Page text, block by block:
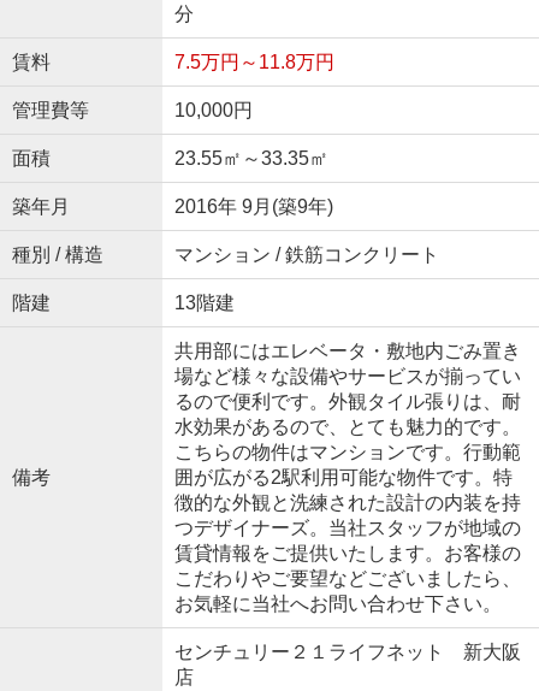
分
賃料 7.5万円～11.8万円
管理費等 10,000円
面積 23.55㎡～33.35㎡
築年月 2016年 9月(築9年)
種別 / 構造 マンション / 鉄筋コンクリート
階建 13階建
備考
共用部にはエレベータ・敷地内ごみ置き
場など様々な設備やサービスが揃ってい
るので便利です。外観タイル張りは、耐
水効果があるので、とても魅力的です。
こちらの物件はマンションです。行動範
囲が広がる2駅利用可能な物件です。特
徴的な外観と洗練された設計の内装を持
つデザイナーズ。当社スタッフが地域の
賃貸情報をご提供いたします。お客様の
こだわりやご要望などございましたら、
お気軽に当社へお問い合わせ下さい。
センチュリー２１ライフネット 新大阪
店